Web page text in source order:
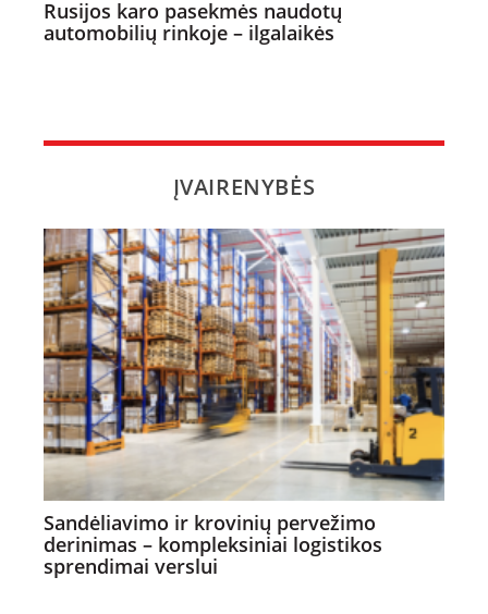
Rusijos karo pasekmės naudotų
automobilių rinkoje – ilgalaikės
ĮVAIRENYBĖS
Sandėliavimo ir krovinių pervežimo
derinimas – kompleksiniai logistikos
sprendimai verslui